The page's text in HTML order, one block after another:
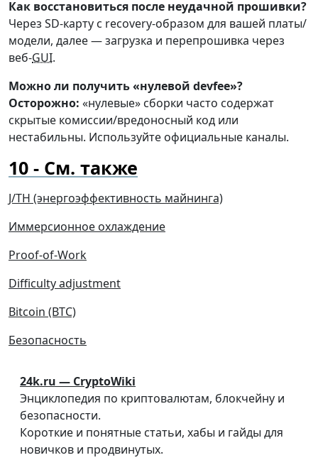
Как восстановиться после неудачной прошивки?
Через SD-карту с recovery-образом для вашей платы/
модели, далее — загрузка и перепрошивка через
веб-GUI.
Можно ли получить «нулевой devfee»?
Осторожно: «нулевые» сборки часто содержат
скрытые комиссии/вредоносный код или
нестабильны. Используйте официальные каналы.
См. также
J/TH (энергоэффективность майнинга)
Иммерсионное охлаждение
Proof-of-Work
Difficulty adjustment
Bitcoin (BTC)
Безопасность
24k.ru — CryptoWiki
Энциклопедия по криптовалютам, блокчейну и
безопасности.
Короткие и понятные статьи, хабы и гайды для
новичков и продвинутых.